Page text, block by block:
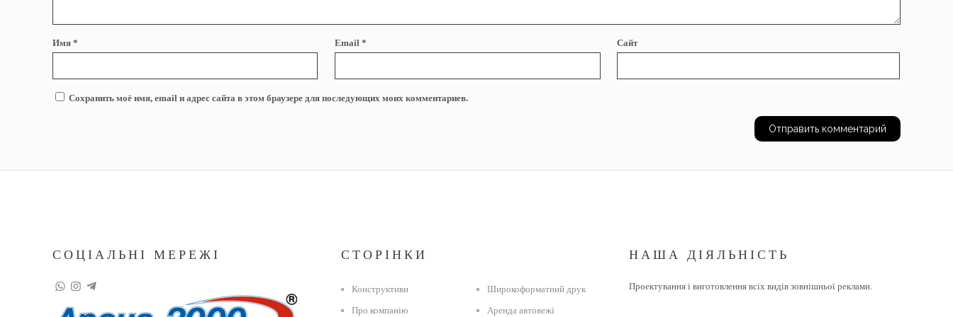
Имя* Email* Сайт
Сохранить моё имя, email и адрес сайта в этом браузере для последующих моих комментариев.
СОЦІАЛЬНІ МЕРЕЖІ СТОРІНКИ
Конструктиви
Про компанію
Широкоформатний друк
Аренда автовежі
НАША ДІЯЛЬНІСТЬ
Проектування і виготовлення всіх видів зовнішньої реклами.